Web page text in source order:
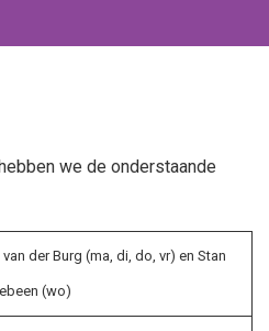
we de onderstaande
der Burg (ma, di, do, vr) en Stan
(wo)